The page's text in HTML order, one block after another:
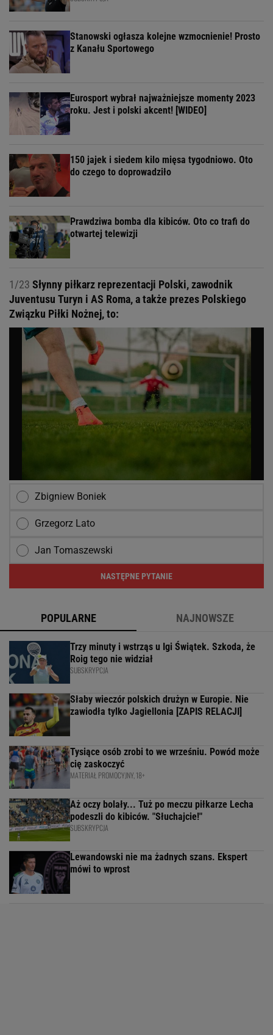
Stanowski ogłasza kolejne wzmocnienie! Prosto
z Kanału Sportowego
Eurosport wybrał najważniejsze momenty 2023
roku. Jest i polski akcent! [WIDEO]
150 jajek i siedem kilo mięsa tygodniowo. Oto
do czego to doprowadziło
Prawdziwa bomba dla kibiców. Oto co trafi do
otwartej telewizji
1/23 Słynny piłkarz reprezentacji Polski, zawodnik
Juventusu Turyn i AS Roma, a także prezes Polskiego
Związku Piłki Nożnej, to:
Zbigniew Boniek
Grzegorz Lato
Jan Tomaszewski
NASTĘPNE PYTANIE
POPULARNE NAJNOWSZE
Trzy minuty i wstrząs u Igi Świątek. Szkoda, że
Roig tego nie widział
SUBSKRYPCJA
Słaby wieczór polskich drużyn w Europie. Nie
zawiodła tylko Jagiellonia [ZAPIS RELACJI]
Tysiące osób zrobi to we wrześniu. Powód może
cię zaskoczyć
MATERIAŁ PROMOCYJNY, 18+
Aż oczy bolały... Tuż po meczu piłkarze Lecha
podeszli do kibiców. "Słuchajcie!"
SUBSKRYPCJA
Lewandowski nie ma żadnych szans. Ekspert
mówi to wprost